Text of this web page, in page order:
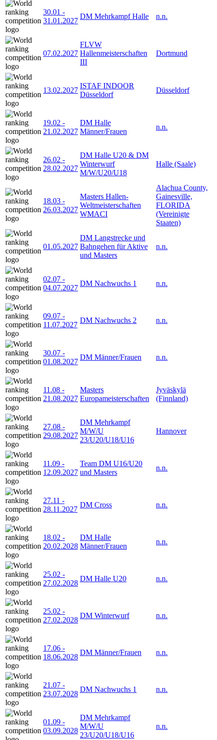
30.01 -
31.01.2027
DM Mehrkampf Halle n.n.
07.02.2027
FLVW
Hallenmeisterschaften
III
Dortmund
13.02.2027
ISTAF INDOOR
Düsseldorf
Düsseldorf
19.02 -
21.02.2027
DM Halle
Männer/Frauen
n.n.
26.02 -
28.02.2027
DM Halle U20 & DM
Winterwurf
M/W/U20/U18
Halle (Saale)
18.03 -
26.03.2027
Masters Hallen-
Weltmeisterschaften
WMACI
Alachua County,
Gainesville,
FLORIDA
(Vereinigte
Staaten)
01.05.2027
DM Langstrecke und
Bahngehen für Aktive
und Masters
n.n.
02.07 -
04.07.2027
DM Nachwuchs 1 n.n.
09.07 -
11.07.2027
DM Nachwuchs 2 n.n.
30.07 -
01.08.2027
DM Männer/Frauen n.n.
11.08 -
21.08.2027
Masters
Europameisterschaften
Jyväskylä
(Finnland)
27.08 -
29.08.2027
DM Mehrkampf
M/W/U
23/U20/U18/U16
Hannover
11.09 -
12.09.2027
Team DM U16/U20
und Masters
n.n.
27.11 -
28.11.2027
DM Cross n.n.
18.02 -
20.02.2028
DM Halle
Männer/Frauen
n.n.
25.02 -
27.02.2028
DM Halle U20 n.n.
25.02 -
27.02.2028
DM Winterwurf n.n.
17.06 -
18.06.2028
DM Männer/Frauen n.n.
21.07 -
23.07.2028
DM Nachwuchs 1 n.n.
01.09 -
03.09.2028
DM Mehrkampf
M/W/U
23/U20/U18/U16
n.n.